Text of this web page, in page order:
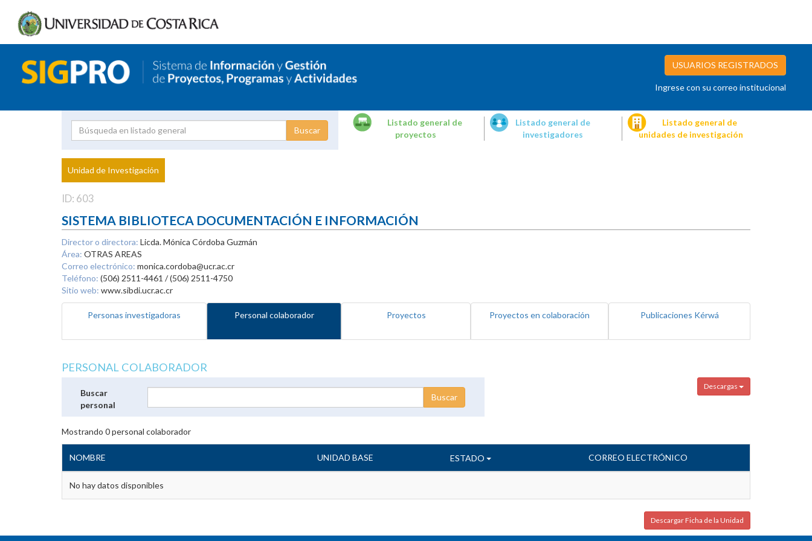
USUARIOS REGISTRADOS
Ingrese con su correo institucional
Proyecto
Investigador
Listado general de
proyectos
Listado general de
investigadores
Listado general de
unidades de investigación
Unidad de Investigación
ID: 603
SISTEMA BIBLIOTECA DOCUMENTACIÓN E INFORMACIÓN
Director o directora: Licda. Mónica Córdoba Guzmán
Área: OTRAS AREAS
Correo electrónico: monica.cordoba@ucr.ac.cr
Teléfono: (506) 2511-4461 / (506) 2511-4750
Sitio web: www.sibdi.ucr.ac.cr
Personas investigadoras Personal colaborador Proyectos Proyectos en colaboración Publicaciones Kérwá
PERSONAL COLABORADOR
Descargas
Buscar
personal
Mostrando 0personal colaborador
NOMBRE UNIDAD BASE ESTADO CORREO ELECTRÓNICO
No hay datos disponibles
Descargar Ficha de la Unidad